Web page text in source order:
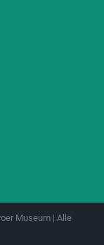
Museum | Alle